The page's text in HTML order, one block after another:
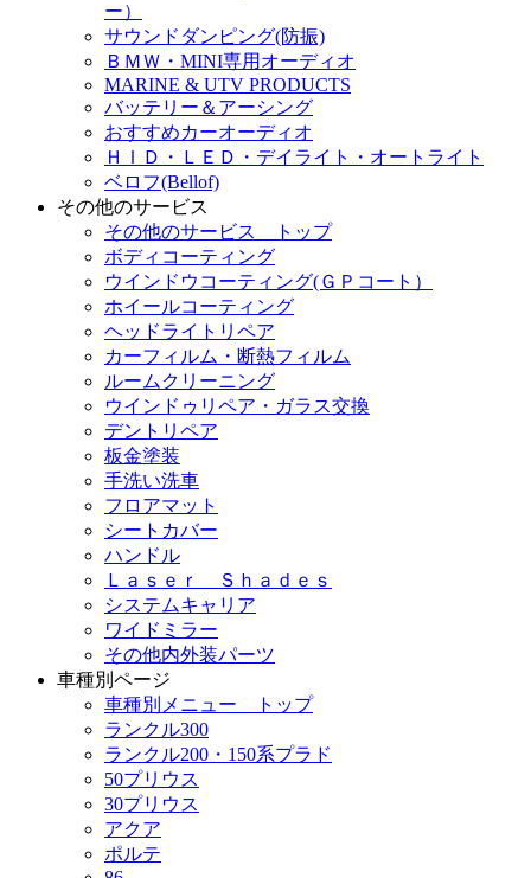
ー）
サウンドダンピング(防振)
ＢＭＷ・MINI専用オーディオ
MARINE & UTV PRODUCTS
バッテリー＆アーシング
おすすめカーオーディオ
ＨＩＤ・ＬＥＤ・デイライト・オートライト
ベロフ(Bellof)
その他のサービス
その他のサービス トップ
ボディコーティング
ウインドウコーティング(ＧＰコート）
ホイールコーティング
ヘッドライトリペア
カーフィルム・断熱フィルム
ルームクリーニング
ウインドゥリペア・ガラス交換
デントリペア
板金塗装
手洗い洗車
フロアマット
シートカバー
ハンドル
Ｌａｓｅｒ Ｓｈａｄｅｓ
システムキャリア
ワイドミラー
その他内外装パーツ
車種別ページ
車種別メニュー トップ
ランクル300
ランクル200・150系プラド
50プリウス
30プリウス
アクア
ポルテ